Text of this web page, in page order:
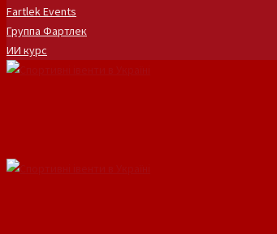
Fartlek Events
Группа Фартлек
ИИ курс